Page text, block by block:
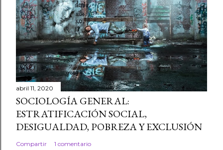
abril 11, 2020
SOCIOLOGÍA GENERAL:
ESTRATIFICACIÓN SOCIAL,
DESIGUALDAD, POBREZA Y EXCLUSIÓN
Compartir 1 comentario